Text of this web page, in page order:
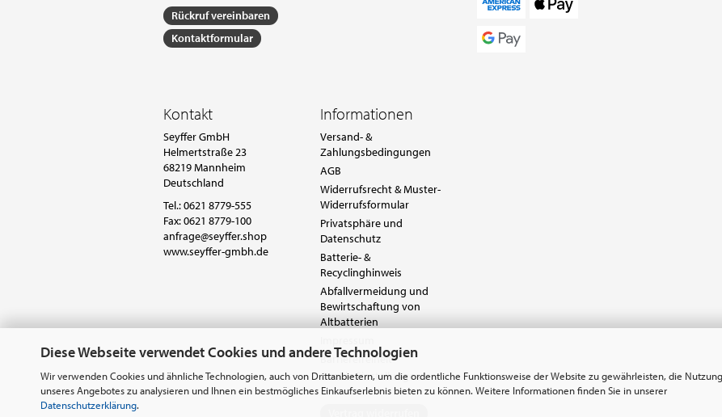
Diese Webseite verwendet Cookies und andere Technologien
Wir verwenden Cookies und ähnliche Technologien, auch von Drittanbietern, um die ordentliche Funktionsweise der Website zu gewährleisten, die Nutzung
unseres Angebotes zu analysieren und Ihnen ein bestmögliches Einkaufserlebnis bieten zu können. Weitere Informationen finden Sie in unserer
Datenschutzerklärung.
Rückruf vereinbaren
Kontaktformular
Kontakt
Seyffer GmbH
Helmertstraße 23
68219 Mannheim
Deutschland
Tel.:0621 8779-555
Fax: 0621 8779-100
anfrage@seyffer.shop
www.seyffer-gmbh.de
Informationen
Versand- &
Zahlungsbedingungen
AGB
Widerrufsrecht & Muster-
Widerrufsformular
Privatsphäre und
Datenschutz
Batterie- &
Recyclinghinweis
Abfallvermeidung und
Bewirtschaftung von
Altbatterien
Barrierefreiheit
Cookie Einstellungen